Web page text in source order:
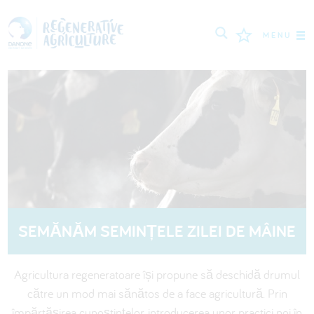
MENU
FERMIERI
CELE MAI BUNE PRACTICI
LOGIN
POLSKI NEDERLANDS FRANÇAIS
ESPAÑOL ENGLISH DEUTSCH
SEMĂNĂM SEMINȚELE ZILEI DE MÂINE
Agricultura regeneratoare își propune să deschidă drumul
către un mod mai sănătos de a face agricultură. Prin